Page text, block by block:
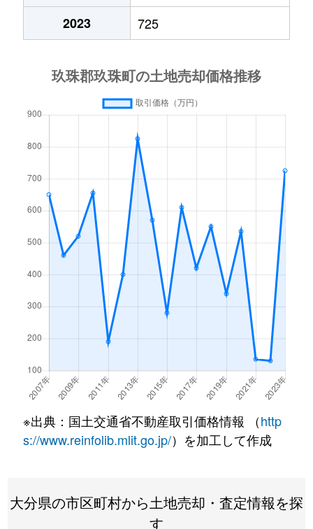
2023
725
※出典：国土交通省不動産取引価格情報 （http
s://www.reinfolib.mlit.go.jp/）を加工して作成
大分県の市区町村から土地売却・査定情報を探
す